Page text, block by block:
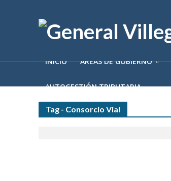
INICIO ÁREAS DE GOBIERNO
AUTOGESTIÓN TRIBUTARIA
Tag - Consorcio Vial